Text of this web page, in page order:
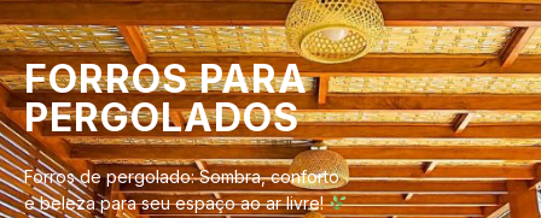
FORROSPARA
PERGOLADOS
Forros de pergolado: Sombra, conforto
e beleza para seu espaço ao ar livre!